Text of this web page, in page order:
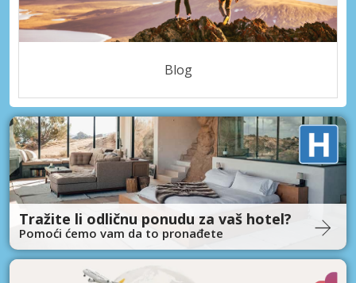
Blog
Tražite li odličnu ponudu za vaš hotel?
Pomoći ćemo vam da to pronađete